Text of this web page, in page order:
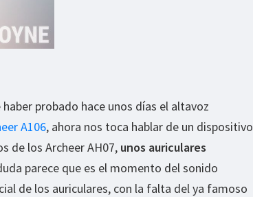
probado hace unos días el altavoz
A106, ahora nos toca hablar de un dispositivo
de los Archeer AH07, unos auriculares
parece que es el momento del sonido
de los auriculares, con la falta del ya famoso